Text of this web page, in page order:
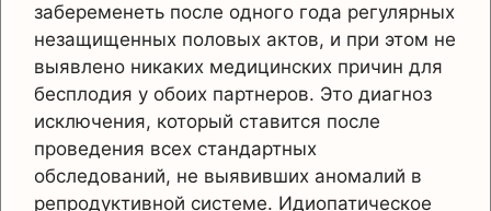
забеременеть после одного года регулярных
незащищенных половых актов, и при этом не
выявлено никаких медицинских причин для
бесплодия у обоих партнеров. Это диагноз
исключения, который ставится после
проведения всех стандартных
обследований, не выявивших аномалий в
репродуктивной системе. Идиопатическое